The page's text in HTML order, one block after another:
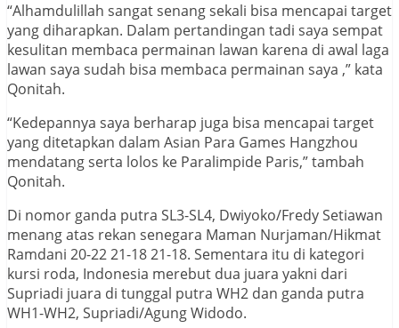
“Alhamdulillah sangat senang sekali bisa mencapai target
yang diharapkan. Dalam pertandingan tadi saya sempat
kesulitan membaca permainan lawan karena di awal laga
lawan saya sudah bisa membaca permainan saya ,” kata
Qonitah.
“Kedepannya saya berharap juga bisa mencapai target
yang ditetapkan dalam Asian Para Games Hangzhou
mendatang serta lolos ke Paralimpide Paris,” tambah
Qonitah.
Di nomor ganda putra SL3-SL4, Dwiyoko/Fredy Setiawan
menang atas rekan senegara Maman Nurjaman/Hikmat
Ramdani 20-22 21-18 21-18. Sementara itu di kategori
kursi roda, Indonesia merebut dua juara yakni dari
Supriadi juara di tunggal putra WH2 dan ganda putra
WH1-WH2, Supriadi/Agung Widodo.